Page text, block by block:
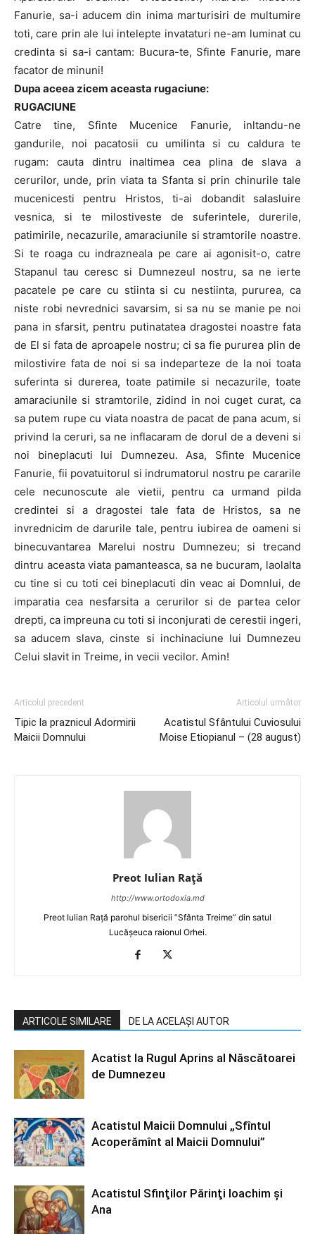
Fanurie, sa-i aducem din inima marturisiri de multumire
toti, care prin ale lui intelepte invataturi ne-am luminat cu
credinta si sa-i cantam: Bucura-te, Sfinte Fanurie, mare
facator de minuni!
Dupa aceea zicem aceasta rugaciune:
RUGACIUNE
Catre tine, Sfinte Mucenice Fanurie, inltandu-ne
gandurile, noi pacatosii cu umilinta si cu caldura te
rugam: cauta dintru inaltimea cea plina de slava a
cerurilor, unde, prin viata ta Sfanta si prin chinurile tale
mucenicesti pentru Hristos, ti-ai dobandit salasluire
vesnica, si te milostiveste de suferintele, durerile,
patimirile, necazurile, amaraciunile si stramtorile noastre.
Si te roaga cu indrazneala pe care ai agonisit-o, catre
Stapanul tau ceresc si Dumnezeul nostru, sa ne ierte
pacatele pe care cu stiinta si cu nestiinta, pururea, ca
niste robi nevrednici savarsim, si sa nu se manie pe noi
pana in sfarsit, pentru putinatatea dragostei noastre fata
de El si fata de aproapele nostru; ci sa fie pururea plin de
milostivire fata de noi si sa indeparteze de la noi toata
suferinta si durerea, toate patimile si necazurile, toate
amaraciunile si stramtorile, zidind in noi cuget curat, ca
sa putem rupe cu viata noastra de pacat de pana acum, si
privind la ceruri, sa ne inflacaram de dorul de a deveni si
noi bineplacuti lui Dumnezeu. Asa, Sfinte Mucenice
Fanurie, fii povatuitorul si indrumatorul nostru pe cararile
cele necunoscute ale vietii, pentru ca urmand pilda
credintei si a dragostei tale fata de Hristos, sa ne
invrednicim de darurile tale, pentru iubirea de oameni si
binecuvantarea Marelui nostru Dumnezeu; si trecand
dintru aceasta viata pamanteasca, sa ne bucuram, laolalta
cu tine si cu toti cei bineplacuti din veac ai Domnlui, de
imparatia cea nesfarsita a cerurilor si de partea celor
drepti, ca impreuna cu toti si inconjurati de cerestii ingeri,
sa aducem slava, cinste si inchinaciune lui Dumnezeu
Celui slavit in Treime, in vecii vecilor. Amin!
Articolul precedent
Tipic la praznicul Adormirii
Maicii Domnului
Articolul următor
Acatistul Sfântului Cuviosului
Moise Etiopianul – (28 august)
Preot Iulian Raţă
http://www.ortodoxia.md
Preot Iulian Rață parohul bisericii ”Sfânta Treime” din satul
Lucășeuca raionul Orhei.
ARTICOLE SIMILARE DE LA ACELAȘI AUTOR
Acatist la Rugul Aprins al Născătoarei
de Dumnezeu
Acatistul Maicii Domnului „Sfîntul
Acoperămînt al Maicii Domnului”
Acatistul Sfinţilor Părinţi Ioachim şi
Ana